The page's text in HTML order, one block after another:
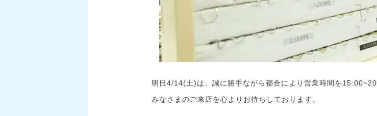
明日4/14(土)は、誠に勝手ながら都合により営業時間を
みなさまのご来店を心よりお待ちしております。